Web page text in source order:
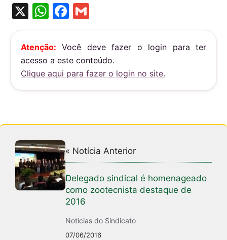
X
W
h
at
s
A
p
F
a
c
e
b
o
k
m
ai
l
Atenção: Você deve fazer o login para ter
acesso a este conteúdo.
Clique aqui para fazer o login no site.
« Notícia Anterior
Delegado sindical é homenageado
como zootecnista destaque de
2016
Notícias do Sindicato
07/06/2016